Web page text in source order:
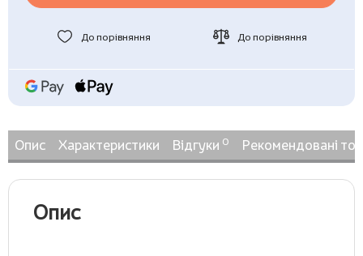
До порівняння До порівняння
Опис Характеристики Відгуки 0 Рекомендовані
Опис